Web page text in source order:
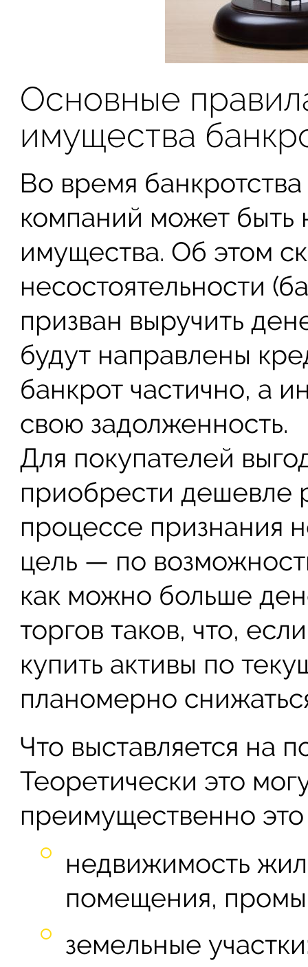
Основные
имущества
Во время
компаний может быть
имущества. Об этом
несостоятельности
призван выручить
будут направлены
банкрот частично, а
свою задолженность.
Для покупателей
приобрести дешевле
процессе признания
цель — по
как можно больше
торгов таков, что,
купить активы по
планомерно
Что выставляется на
Теоретически это
преимущественно
недвижимость
помещения,
земельные